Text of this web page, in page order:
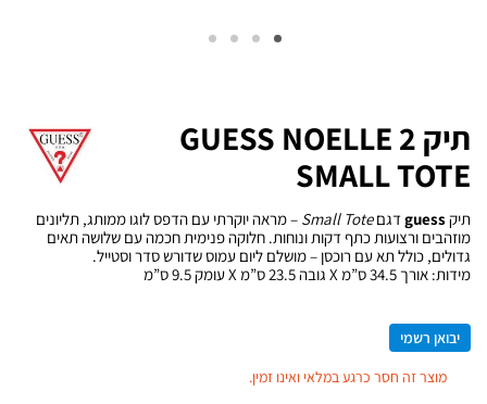
תיק GUESS NOELLE 2
SMALL TOTE
תיקguessדגםSmall Tote – מראה יוקרתי עם הדפס לוגו ממותג, תליונים
מוזהבים ורצועות כתף דקות ונוחות. חלוקה פנימית חכמה עם שלושה תאים
גדולים, כולל תא עם רוכסן – מושלם ליום עמוס שדורש סדר וסטייל.
מידות: אורך 34.5 ס”מ X גובה 23.5 ס”מ X עומק 9.5 ס”מ
יבואן רשמי
מוצר זה חסר כרגע במלאי ואינו זמין.